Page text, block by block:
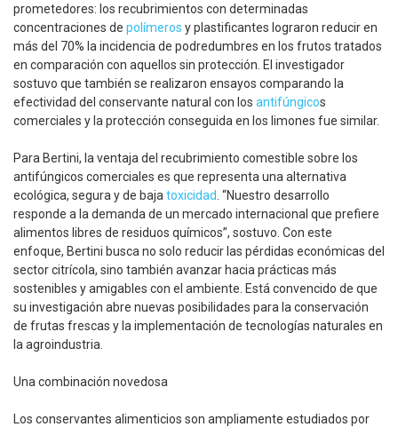
prometedores: los recubrimientos con determinadas
concentraciones de polímeros y plastificantes lograron reducir en
más del 70% la incidencia de podredumbres en los frutos tratados
en comparación con aquellos sin protección. El investigador
sostuvo que también se realizaron ensayos comparando la
efectividad del conservante natural con los antifúngicos
comerciales y la protección conseguida en los limones fue similar.
Para Bertini, la ventaja del recubrimiento comestible sobre los
antifúngicos comerciales es que representa una alternativa
ecológica, segura y de baja toxicidad . “Nuestro desarrollo
responde a la demanda de un mercado internacional que prefiere
alimentos libres de residuos químicos”, sostuvo. Con este
enfoque, Bertini busca no solo reducir las pérdidas económicas del
sector citrícola, sino también avanzar hacia prácticas más
sostenibles y amigables con el ambiente. Está convencido de que
su investigación abre nuevas posibilidades para la conservación
de frutas frescas y la implementación de tecnologías naturales en
la agroindustria.
Una combinación novedosa
Los conservantes alimenticios son ampliamente estudiados por